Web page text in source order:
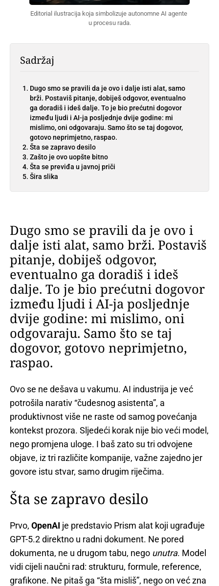
Editorial ilustracija koja simbolizuje autonomne AI agente
u procesu rada.
Sadržaj
Dugo smo se pravili da je ovo i dalje isti alat, samo
brži. Postaviš pitanje, dobiješ odgovor, eventualno
ga doradiš i ideš dalje. To je bio prećutni dogovor
između ljudi i AI-ja posljednje dvije godine: mi
mislimo, oni odgovaraju. Samo što se taj dogovor,
gotovo neprimjetno, raspao.
Šta se zapravo desilo
Zašto je ovo uopšte bitno
Šta se previđa u javnoj priči
Šira slika
Dugo smo se pravili da je ovo i
dalje isti alat, samo brži. Postaviš
pitanje, dobiješ odgovor,
eventualno ga doradiš i ideš
dalje. To je bio prećutni dogovor
između ljudi i AI-ja posljednje
dvije godine: mi mislimo, oni
odgovaraju. Samo što se taj
dogovor, gotovo neprimjetno,
raspao.
Ovo se ne dešava u vakumu. AI industrija je već
potrošila narativ “čudesnog asistenta”, a
produktivnost više ne raste od samog povećanja
kontekst prozora. Sljedeći korak nije bio veći model,
nego promjena uloge. I baš zato su tri odvojene
objave, iz tri različite kompanije, važne zajedno jer
govore istu stvar, samo drugim riječima.
Šta se zapravo desilo
Prvo, OpenAI je predstavio Prism alat koji ugrađuje
GPT-5.2 direktno u radni dokument. Ne pored
dokumenta, ne u drugom tabu, nego unutra. Model
vidi cijeli naučni rad: strukturu, formule, reference,
grafikone. Ne pitaš ga “šta misliš”, nego on već zna